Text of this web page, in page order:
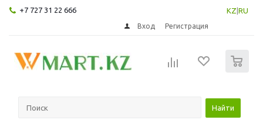
+7 727 31 22 666 KZ RU
Вход Регистрация
Найти